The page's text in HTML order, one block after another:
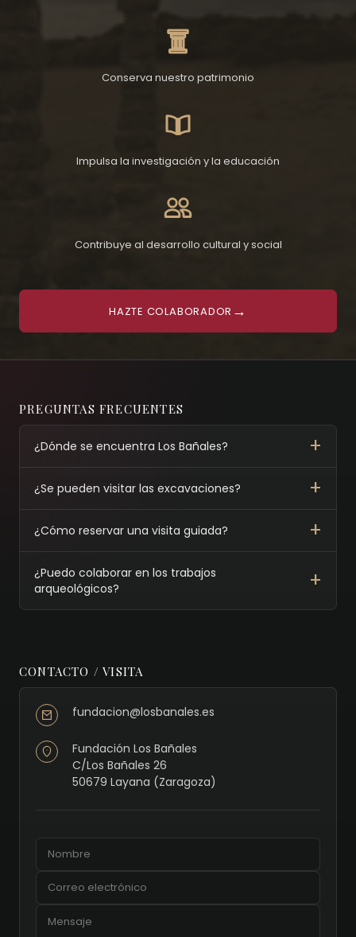
Conserva nuestro patrimonio
Impulsa la investigación y la educación
Contribuye al desarrollo cultural y social
HAZTE COLABORADOR →
PREGUNTAS FRECUENTES
¿Dónde se encuentra Los Bañales?
¿Se pueden visitar las excavaciones?
¿Cómo reservar una visita guiada?
¿Puedo colaborar en los trabajos
arqueológicos?
CONTACTO / VISITA
fundacion@losbanales.es
Fundación Los Bañales
C/Los Bañales 26
50679 Layana (Zaragoza)